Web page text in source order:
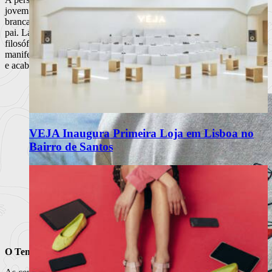
VEJA Inaugura Primeira Loja em Lisboa no
Bairro de Santos
jovem milionário, atravessa a cidade de Nova Iorque na sua limusina
branca com o objectivo de cortar o cabelo na antiga barbearia do seu
pai. Lá dentro são feitos negócios, sexo, e têm lugar discussões
filosóficas. A cidade está paralisada por engarrafamentos e estranhas
manifestações. O presidente norte-americano está de visita à cidade
e acabou de morrer um famoso ídolopop. A atmosfera é caótica.
O Tempo e a simbologia